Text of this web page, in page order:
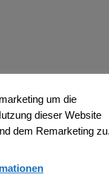
um die
dieser Website
dem Remarketing zu.